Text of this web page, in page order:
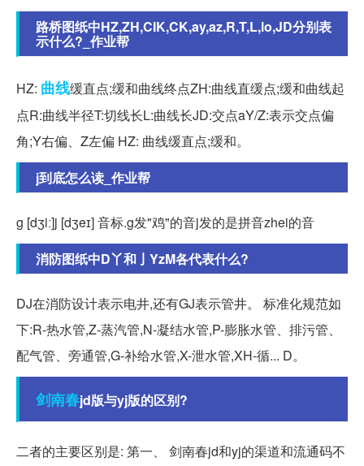
路桥图纸中HZ,ZH,CIK,CK,ay,az,R,T,L,lo,JD分别表
示什么?_作业帮
HZ: 曲线缓直点;缓和曲线终点ZH:曲线直缓点;缓和曲线起
点R:曲线半径T:切线长L:曲线长JD:交点aY/Z:表示交点偏
角;Y右偏、Z左偏 HZ: 曲线缓直点;缓和。
j到底怎么读_作业帮
g [dʒiː]j [dʒeɪ] 音标.g发"鸡"的音j发的是拼音zhei的音
消防图纸中D丫和亅YzM各代表什么?
DJ在消防设计表示电井,还有GJ表示管井。 标准化规范如
下:R-热水管,Z-蒸汽管,N-凝结水管,P-膨胀水管、排污管、
配气管、旁通管,G-补给水管,X-泄水管,XH-循... D。
剑南春jd版与yj版的区别?
二者的主要区别是: 第一、 剑南春jd和yj的渠道和流通码不